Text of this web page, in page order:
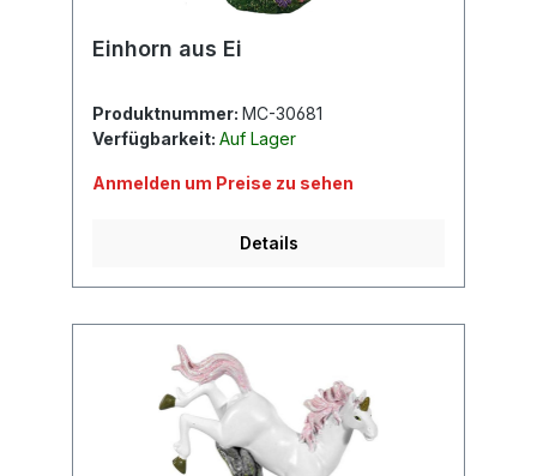
Einhorn aus Ei
Produktnummer: MC-30681
Verfügbarkeit: Auf Lager
Anmelden um Preise zu sehen
Details